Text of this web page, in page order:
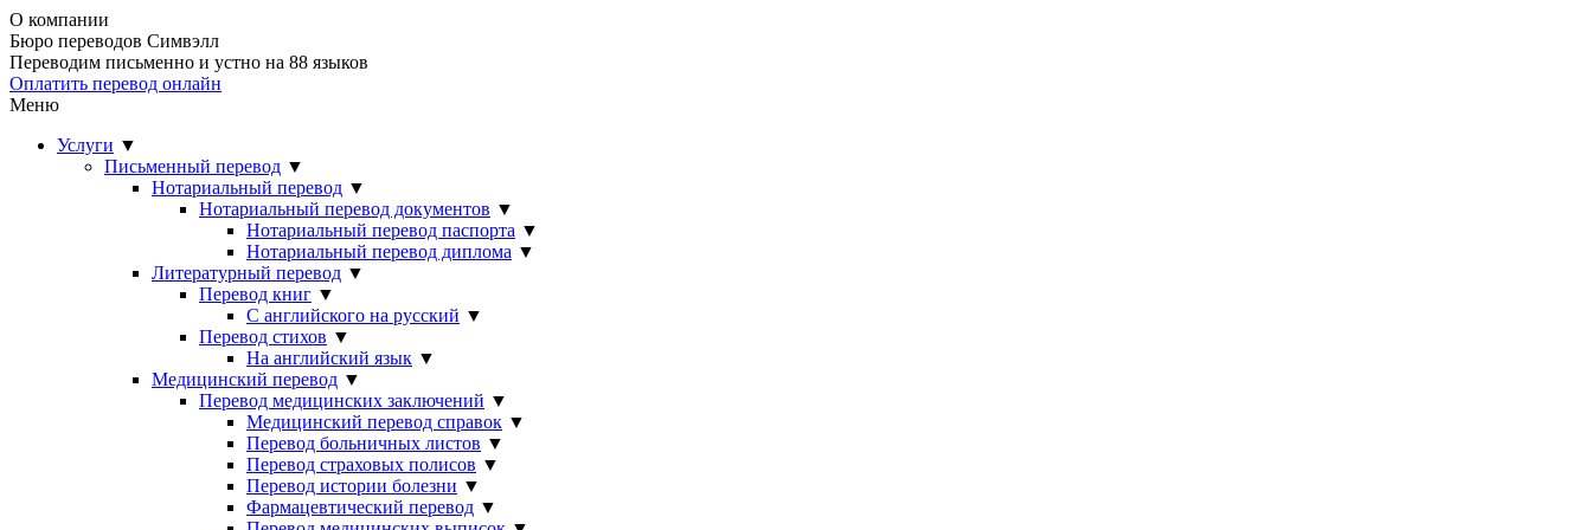
О компании
Бюро переводов Симвэлл
Переводим письменно и устно на 88 языков
Оплатить перевод онлайн
Меню
Услуги ▼
Письменный перевод ▼
Нотариальный перевод ▼
Нотариальный перевод документов ▼
Нотариальный перевод паспорта ▼
Нотариальный перевод диплома ▼
Литературный перевод ▼
Перевод книг ▼
С английского на русский ▼
Перевод стихов ▼
На английский язык ▼
Медицинский перевод ▼
Перевод медицинских заключений ▼
Медицинский перевод справок ▼
Перевод больничных листов ▼
Перевод страховых полисов ▼
Перевод истории болезни ▼
Фармацевтический перевод ▼